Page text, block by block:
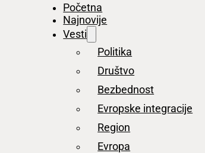
Početna
Najnovije
Vesti
Politika
Društvo
Bezbednost
Evropske integracije
Region
Evropa